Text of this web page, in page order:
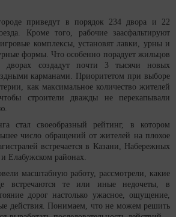
приведут в порядок 234 двора и 22
Кроме того, рабочие заасфальтируют
комплексы, установят лавки, урны и
формы. Что особенно порадует жильцов
создадут почти 3 тысячи новых
карманами. Приоритетом при выборе
как максимальное количество жителей
строители дважды не перекапывали
стал своеобразный рейтинг, в котором
число обращений от жителей на плохое
встречается в Казани, Набережных
Елабужском районах.
масштабную работу, рассмотрели, какие
встречаются те или иные недочеты, в
дорог настолько ужасное, ощущение,
действия. Понимаем, что не можем решить